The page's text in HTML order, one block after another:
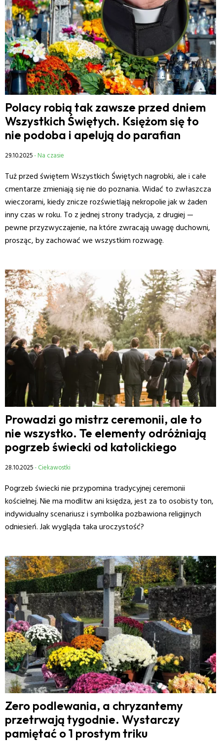
Polacy robią tak zawsze przed dniem
Wszystkich Świętych. Księżom się to
nie podoba i apelują do parafian
29.10.2025- Na czasie
Tuż przed świętem Wszystkich Świętych nagrobki, ale i całe
cmentarze zmieniają się nie do poznania. Widać to zwłaszcza
wieczorami, kiedy znicze rozświetlają nekropolie jak w żaden
inny czas w roku. To z jednej strony tradycja, z drugiej —
pewne przyzwyczajenie, na które zwracają uwagę duchowni,
prosząc, by zachować we wszystkim rozwagę.
Prowadzi go mistrz ceremonii, ale to
nie wszystko. Te elementy odróżniają
pogrzeb świecki od katolickiego
28.10.2025- Ciekawostki
Pogrzeb świecki nie przypomina tradycyjnej ceremonii
kościelnej. Nie ma modlitw ani księdza, jest za to osobisty ton,
indywidualny scenariusz i symbolika pozbawiona religijnych
odniesień. Jak wygląda taka uroczystość?
Zero podlewania, a chryzantemy
przetrwają tygodnie. Wystarczy
pamiętać o 1 prostym triku